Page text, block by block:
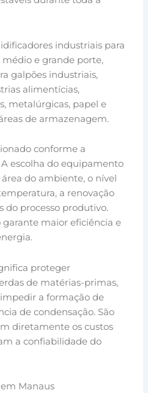
industriais para
médio e grande porte,
galpões industriais,
alimentícias,
metalúrgicas, papel e
de armazenagem.
conforme a
escolha do equipamento
do ambiente, o nível
a renovação
do processo produtivo.
maior eficiência e
proteger
de matérias-primas,
a formação de
de condensação. São
diretamente os custos
a confiabilidade do
Manaus